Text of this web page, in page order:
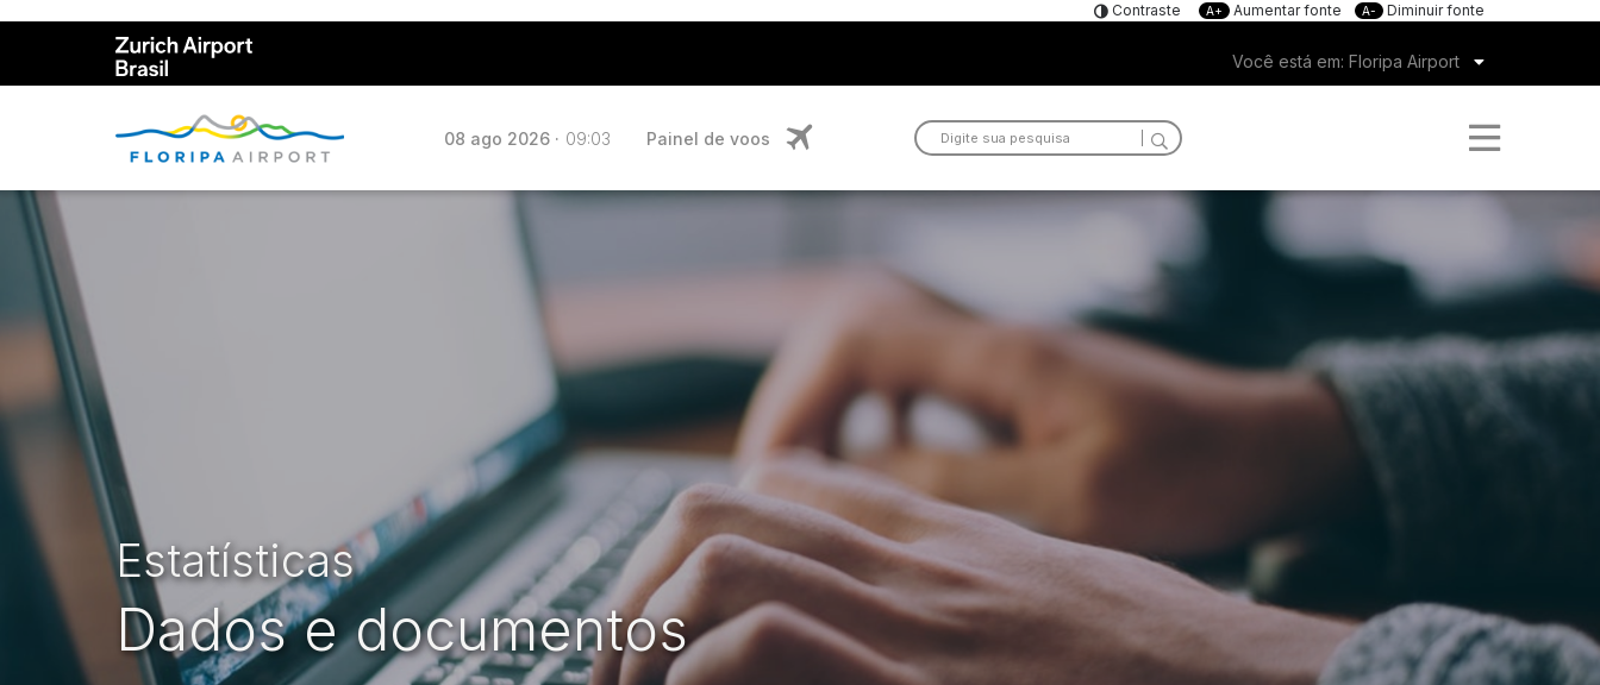
Contraste A+ Aumentar fonte A- Diminuir fonte
Você está em: Floripa Airport
08 ago 2026 · 09:03 Painel de voos
Portal do Cliente
Aluguel de Carros
Tour no Aeroporto
Terraço Panorâmico
Aeroporto para todos
Floripa Airport Shop
Eventos
Cargo
Negócios Aéreos
Real Estate
Comercial
Espaço para Eventos
Floripa Datacenter
Quem somos
Sobre Florianópolis
Trabalhe Conosco
Ruído Aeronáutico
Notícias
Patrocínios
Novo Terminal - Apresentação
Novo Terminal - Construção
Estatísticas
Dados e documentos